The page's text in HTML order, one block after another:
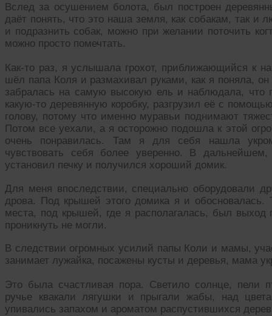
Вслед за осушением болота, был построен
даёт понять, что это наша земля, как собакам, так и
и подразнить собак, можно при желании поточить
можно просто помечтать.
Как-то раз, я услышала грохот, приближающийся к
шёл папа Коля и размахивал руками, как я поняла,
забралась на самую высокую ель и наблюдала, что
какую-то деревянную коробку, разгрузил её с
голову, потому что именно муравьи поднимают
Потом все уехали, а я осторожно подошла к этой
очень понравилась. Там я для себя нашла
чувствовать себя более уверенно. В
установил печку и получился хороший домик.
Для меня впоследствии, специально оборудовали
дрова. Под крышей этого домика я и
места, под крышей, где я располагалась, был
проникнуть не могли.
В следствии огромных усилий папы Коли и мамы,
занимает лужайка, посажены кусты и деревья, мама
Это была счастливая пора. Светило солнце, пели
ручье квакали лягушки и прыгали жабы, над
упивались запахом и ароматом распустившихся